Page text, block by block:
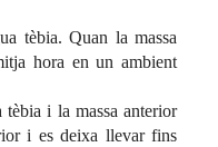
tèbia. Quan la massa
hora en un ambient
i la massa anterior
i es deixa llevar fins